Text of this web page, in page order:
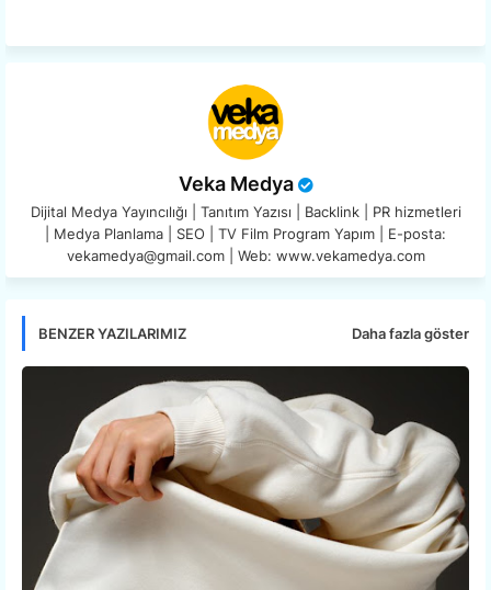
Veka Medya
Dijital Medya Yayıncılığı | Tanıtım Yazısı | Backlink | PR hizmetleri
| Medya Planlama | SEO | TV Film Program Yapım | E-posta:
vekamedya@gmail.com | Web: www.vekamedya.com
BENZER YAZILARIMIZ Daha fazla göster